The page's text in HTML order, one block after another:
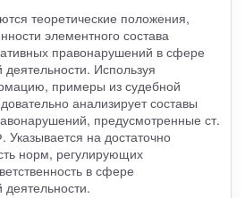
теоретические положения,
элементного состава
правонарушений в сфере
Используя
примеры из судебной
анализирует составы
предусмотренные ст.
на достаточно
норм, регулирующих
в сфере